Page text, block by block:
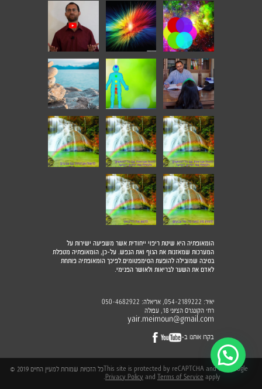
הומאופתיה היא שיטת ריפוי ייחודית אשר משפיעה ישירות על
המערכות שמאזנות את הגוף ואת הנפש. על-כן, הומאופתיה מטפלת
בסיבה שמובילה להופעת הסימפטומים.לפיכך הומאופתיה פותחת
לאדם את השער לבריאות ולאושר הפנימי.
יאיר: 054-2189222, אריאלה: 050-4682922
רח׳ הקונגרס הציוני 18, עפולה
yair.meimoun@gmail.com
בקרו אותנו ב-
This site is protected by reCAPTCHA and the Google
Privacy Policy and Terms of Service apply.
כל הזכויות שמורות למעיין החיים 2019 ©